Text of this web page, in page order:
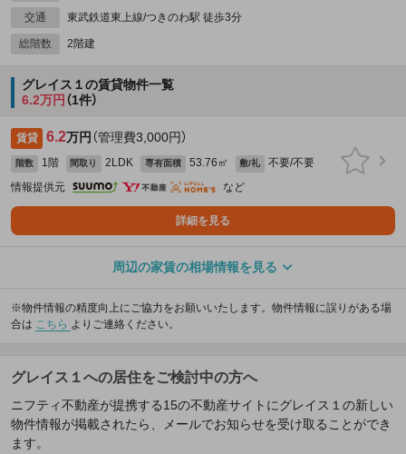
交通 東武鉄道東上線/つきのわ駅 徒歩3分
総階数 2階建
グレイス１の賃貸物件一覧
6.2万円 （1件）
賃貸 6.2万円 （管理費3,000円）
階数 1階 間取り 2LDK 専有面積 53.76㎡ 敷/礼
不要/不要
情報提供元
など
詳細を見る
周辺の家賃の相場情報を見る
※物件情報の精度向上にご協力をお願いいたします。物件情報に誤りがある場
合は こちら よりご連絡ください。
グレイス１への居住をご検討中の方へ
ニフティ不動産が提携する15の不動産サイトにグレイス１の新しい
物件情報が掲載されたら、メールでお知らせを受け取ることができ
ます。